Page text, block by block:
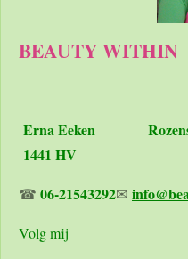
BEAUTY WITHIN
Erna Eeken
1441 HV
☎ 06-21543292✉
Volg mij